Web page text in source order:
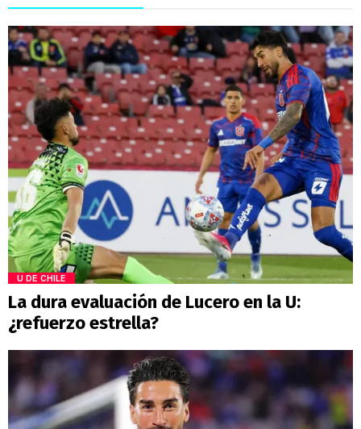
U DE CHILE
La dura evaluación de Lucero en la U:
¿refuerzo estrella?